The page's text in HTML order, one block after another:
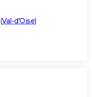
(Val-d'Oise)